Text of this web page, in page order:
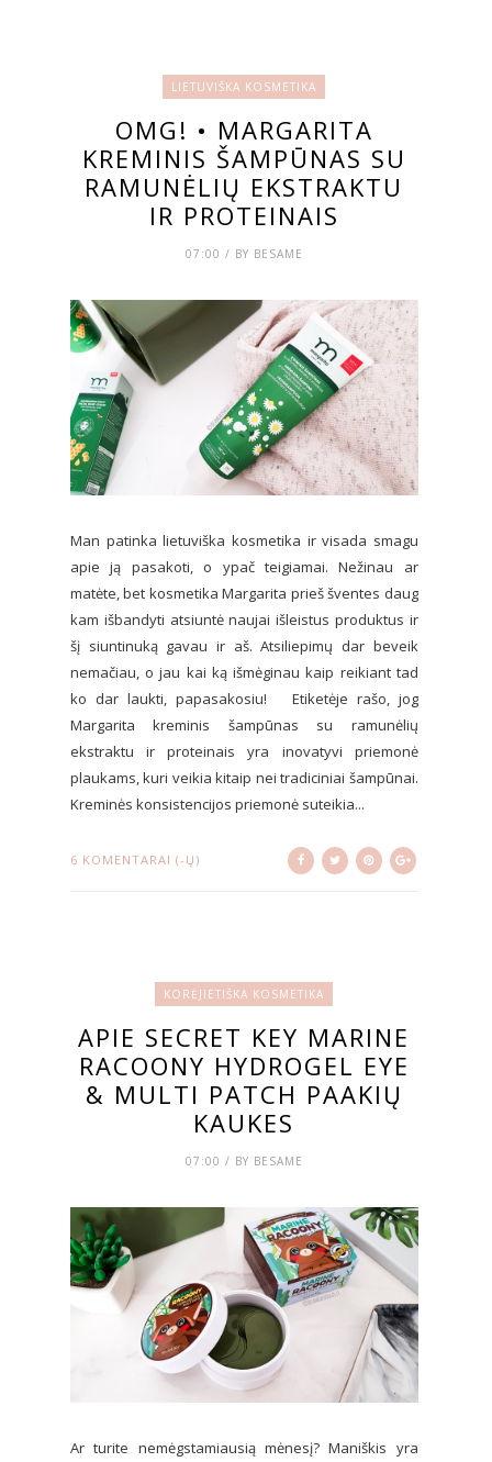
LIETUVIŠKA KOSMETIKA
OMG! • MARGARITA
KREMINIS ŠAMPŪNAS SU
RAMUNĖLIŲ EKSTRAKTU
IR PROTEINAIS
07:00 / BY BESAME
Man patinka lietuviška kosmetika ir visada smagu
apie ją pasakoti, o ypač teigiamai. Nežinau ar
matėte, bet kosmetika Margarita prieš šventes daug
kam išbandyti atsiuntė naujai išleistus produktus ir
šį siuntinuką gavau ir aš. Atsiliepimų dar beveik
nemačiau, o jau kai ką išmėginau kaip reikiant tad
ko dar laukti, papasakosiu! Etiketėje rašo, jog
Margarita kreminis šampūnas su ramunėlių
ekstraktu ir proteinais yra inovatyvi priemonė
plaukams, kuri veikia kitaip nei tradiciniai šampūnai.
Kreminės konsistencijos priemonė suteikia...
6 KOMENTARAI (-Ų)
KORĖJIETIŠKA KOSMETIKA
APIE SECRET KEY MARINE
RACOONY HYDROGEL EYE
& MULTI PATCH PAAKIŲ
KAUKES
07:00 / BY BESAME
Ar turite nemėgstamiausią mėnesį? Maniškis yra